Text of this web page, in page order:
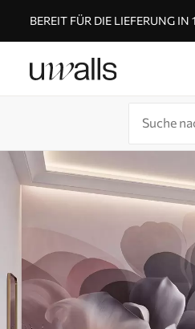
BEREIT FÜR DIE LIEFERUNG IN